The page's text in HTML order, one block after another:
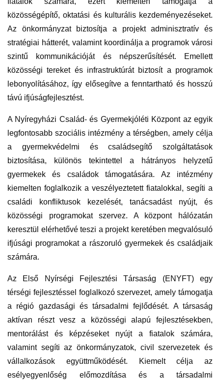
közösségépítő, oktatási és kulturális kezdeményezéseket.
Az önkormányzat biztosítja a projekt adminisztratív és
stratégiai hátterét, valamint koordinálja a programok városi
szintű kommunikációját és népszerűsítését. Emellett
közösségi tereket és infrastruktúrát biztosít a programok
lebonyolításához, így elősegítve a fenntartható és hosszú
távú ifjúságfejlesztést.
A Nyíregyházi Család- és Gyermekjóléti Központ az egyik
legfontosabb szociális intézmény a térségben, amely célja
a gyermekvédelmi és családsegítő szolgáltatások
biztosítása, különös tekintettel a hátrányos helyzetű
gyermekek és családok támogatására. Az intézmény
kiemelten foglalkozik a veszélyeztetett fiatalokkal, segíti a
családi konfliktusok kezelését, tanácsadást nyújt, és
közösségi programokat szervez. A központ hálózatán
keresztül elérhetővé teszi a projekt keretében megvalósuló
ifjúsági programokat a rászoruló gyermekek és családjaik
számára.
Az Első Nyírségi Fejlesztési Társaság (ENYFT) egy
térségi fejlesztéssel foglalkozó szervezet, amely támogatja
a régió gazdasági és társadalmi fejlődését. A társaság
aktívan részt vesz a közösségi alapú fejlesztésekben,
mentorálást és képzéseket nyújt a fiatalok számára,
valamint segíti az önkormányzatok, civil szervezetek és
vállalkozások együttműködését. Kiemelt célja az
esélyegyenlőség előmozdítása és a társadalmi